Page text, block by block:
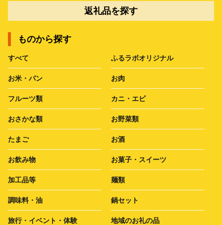
返礼品を探す
ものから探す
すべて ふるラボオリジナル
お米・パン お肉
フルーツ類 カニ・エビ
おさかな類 お野菜類
たまご お酒
お飲み物 お菓子・スイーツ
加工品等 麺類
調味料・油 鍋セット
旅行・イベント・体験 地域のお礼の品